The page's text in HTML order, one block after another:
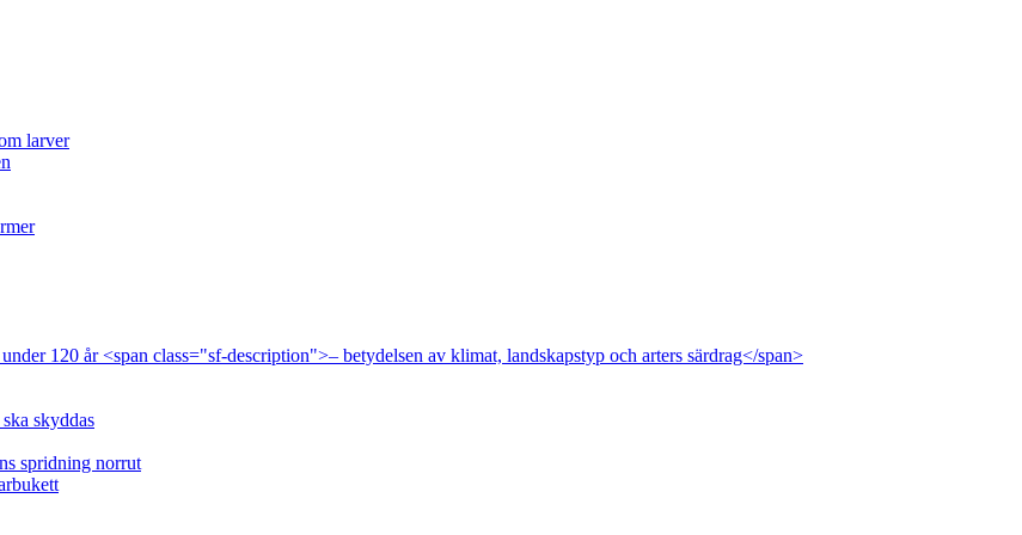
larver
120 år <span class="sf-description">– betydelsen av klimat, landskapstyp och arters särdrag</span>
skyddas
spridning norrut